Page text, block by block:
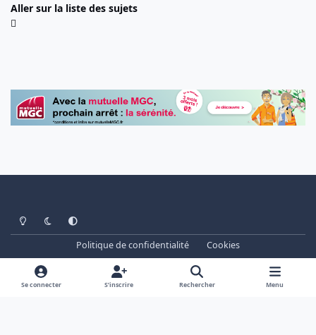
Aller sur la liste des sujets
Light ModeDark ModeSystem Preference
Politique de confidentialité
Cookies
www.cheminots.net - Forum Libre depuis 2003
Powered by
Invision Community
Se connecter S’inscrire Rechercher Menu